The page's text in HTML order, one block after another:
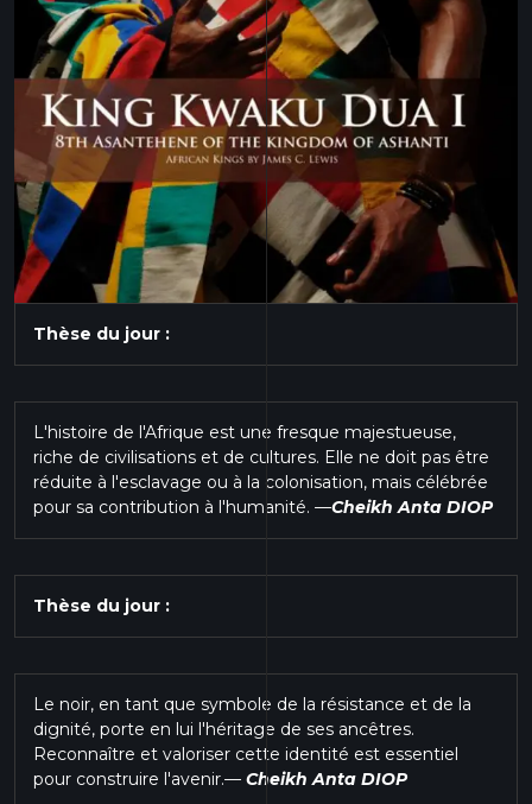
Thèse du jour :
L'histoire de l'Afrique est une fresque majestueuse,
riche de civilisations et de cultures. Elle ne doit pas être
réduite à l'esclavage ou à la colonisation, mais célébrée
pour sa contribution à l'humanité. —Cheikh Anta DIOP
Thèse du jour :
Le noir, en tant que symbole de la résistance et de la
dignité, porte en lui l'héritage de ses ancêtres.
Reconnaître et valoriser cette identité est essentiel
pour construire l'avenir.— Cheikh Anta DIOP